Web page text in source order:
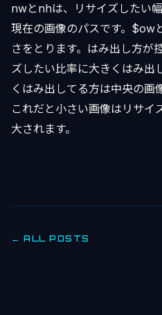
nwとnhは、リサイズしたい
現在の画像のパスです。$ow
さをとります。はみ出し方が
ズしたい比率に大きくはみ出
くはみ出してる方は中央の画
これだと小さい画像はリサイ
大されます。
← ALL POSTS